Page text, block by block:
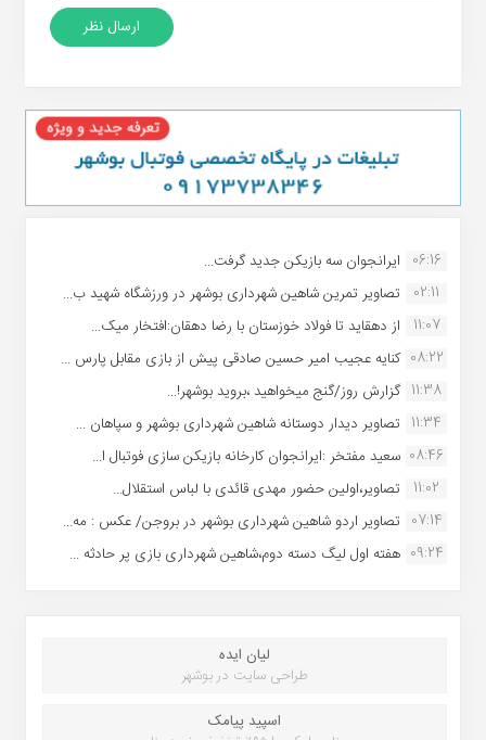
06:16 ایرانجوان سه بازیکن جدید گرفت...
02:11
تصاویر تمرین شاهین شهردارى بوشهر در ورزشگاه شهید ب...
11:07
از دهقاید تا فولاد خوزستان با رضا دهقان:افتخار میک...
08:22 کنایه عجیب امیر حسین صادقی پیش از بازی مقابل پارس ...
11:38 گزارش روز/گنج میخواهید ،بروید بوشهر!...
11:34 تصاویر دیدار دوستانه شاهین شهردارى بوشهر و سپاهان ...
08:46 سعید مفتخر :ایرانجوان کارخانه بازیکن سازی فوتبال ا...
11:02
تصاویر،اولین حضور مهدی قائدی با لباس استقلال...
07:14 تصاویر اردو شاهین شهرداری بوشهر در بروجن/ عکس : مه...
09:24 هفته اول لیگ دسته دوم،شاهین شهرداری بازی پر حادثه ...
لیان ایده
طراحی سایت در بوشهر
اسپید پیامک